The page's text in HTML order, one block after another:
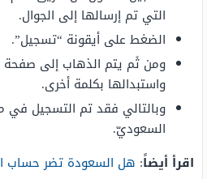
التي تم إرسالها إلى الجوال.
الضغط على أيقونة “تسجيل”.
ومن ثَم يتم الذهاب إلى صفحة
واستبدالها بكلمة أخرى.
وبالتالي فقد تم التسجيل
السعوديّ.
اقرأ أيضاً: هل السعودة تضر حساب